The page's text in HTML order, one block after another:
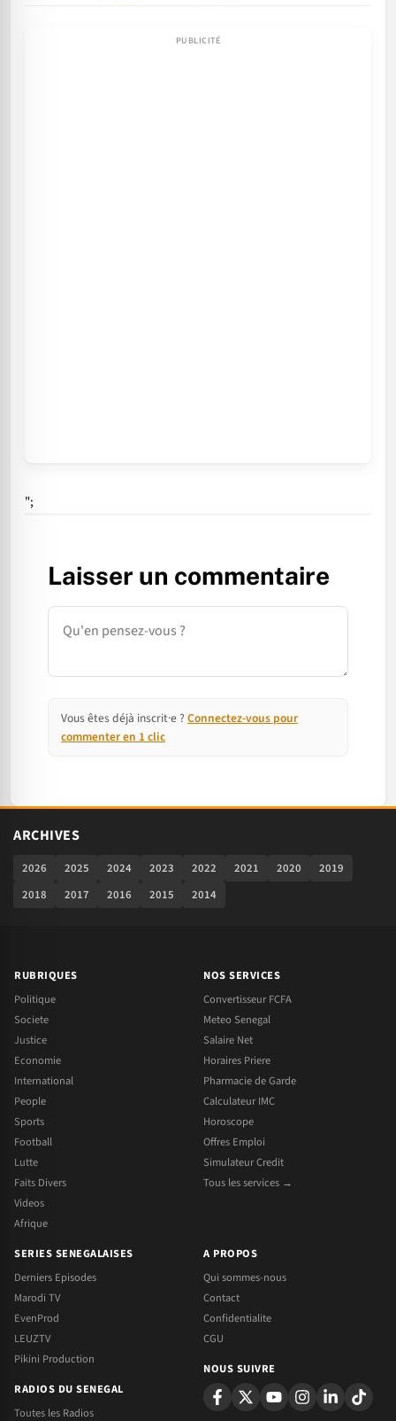
";
Laisser un commentaire
Commentaire
Vous êtes déjà inscrit·e ? Connectez-vous pour
commenter en 1 clic
ARCHIVES
2026 2025 2024 2023 2022 2021 2020
2019
2018
2017 2016 2015 2014
RUBRIQUES
Politique
Societe
Justice
Economie
International
People
Sports
Football
Lutte
Faits Divers
Videos
Afrique
NOS SERVICES
Convertisseur FCFA
Meteo Senegal
Salaire Net
Horaires Priere
Pharmacie de Garde
Calculateur IMC
Horoscope
Offres Emploi
Simulateur Credit
Tous les services →
SERIES SENEGALAISES
Derniers Episodes
Marodi TV
EvenProd
LEUZTV
Pikini Production
RADIOS DU SENEGAL
Toutes les Radios
A PROPOS
Qui sommes-nous
Contact
Confidentialite
CGU
NOUS SUIVRE